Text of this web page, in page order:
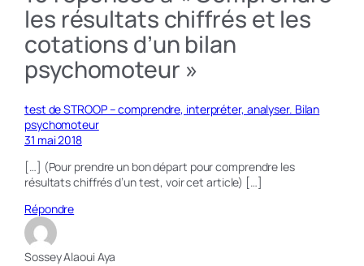
les résultats chiffrés et les
cotations d’un bilan
psychomoteur »
test de STROOP – comprendre, interpréter, analyser. Bilan
psychomoteur
31 mai 2018
[…] (Pour prendre un bon départ pour comprendre les
résultats chiffrés d’un test, voir cet article) […]
Répondre
Sossey Alaoui Aya